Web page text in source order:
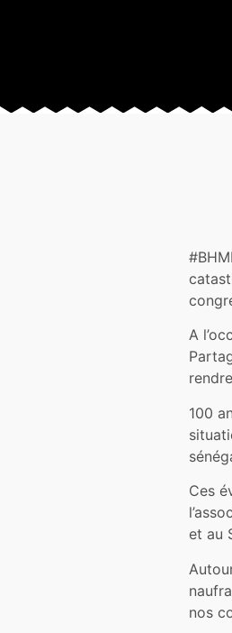
A
100
Ces
et au
nos